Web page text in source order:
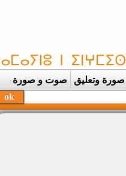
صورة وتعليق صوت و صورة